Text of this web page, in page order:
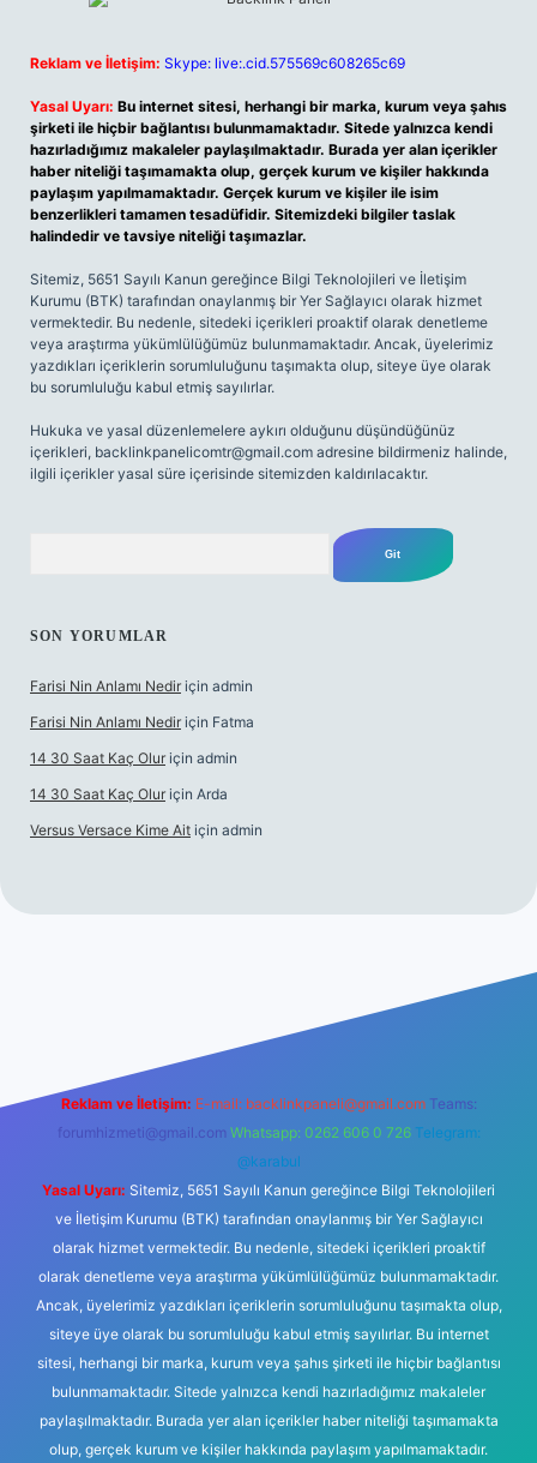
Reklam ve İletişim: Skype: live:.cid.575569c608265c69
Yasal Uyarı: Bu internet sitesi, herhangi bir marka, kurum veya şahıs
şirketi ile hiçbir bağlantısı bulunmamaktadır. Sitede yalnızca kendi
hazırladığımız makaleler paylaşılmaktadır. Burada yer alan içerikler
haber niteliği taşımamakta olup, gerçek kurum ve kişiler hakkında
paylaşım yapılmamaktadır. Gerçek kurum ve kişiler ile isim
benzerlikleri tamamen tesadüfidir. Sitemizdeki bilgiler taslak
halindedir ve tavsiye niteliği taşımazlar.
Sitemiz, 5651 Sayılı Kanun gereğince Bilgi Teknolojileri ve İletişim
Kurumu (BTK) tarafından onaylanmış bir Yer Sağlayıcı olarak hizmet
vermektedir. Bu nedenle, sitedeki içerikleri proaktif olarak denetleme
veya araştırma yükümlülüğümüz bulunmamaktadır. Ancak, üyelerimiz
yazdıkları içeriklerin sorumluluğunu taşımakta olup, siteye üye olarak
bu sorumluluğu kabul etmiş sayılırlar.
Hukuka ve yasal düzenlemelere aykırı olduğunu düşündüğünüz
içerikleri, backlinkpanelicomtr@gmail.com adresine bildirmeniz halinde,
ilgili içerikler yasal süre içerisinde sitemizden kaldırılacaktır.
SON YORUMLAR
Farisi Nin Anlamı Nedir için admin
Farisi Nin Anlamı Nedir için Fatma
14 30 Saat Kaç Olur için admin
14 30 Saat Kaç Olur için Arda
Versus Versace Kime Ait için admin
Reklam ve İletişim: E-mail: backlinkpaneli@gmail.com Teams:
forumhizmeti@gmail.com Whatsapp: 0262 606 0 726 Telegram:
@karabul
Yasal Uyarı: Sitemiz, 5651 Sayılı Kanun gereğince Bilgi Teknolojileri
ve İletişim Kurumu (BTK) tarafından onaylanmış bir Yer Sağlayıcı
olarak hizmet vermektedir. Bu nedenle, sitedeki içerikleri proaktif
olarak denetleme veya araştırma yükümlülüğümüz bulunmamaktadır.
Ancak, üyelerimiz yazdıkları içeriklerin sorumluluğunu taşımakta olup,
siteye üye olarak bu sorumluluğu kabul etmiş sayılırlar. Bu internet
sitesi, herhangi bir marka, kurum veya şahıs şirketi ile hiçbir bağlantısı
bulunmamaktadır. Sitede yalnızca kendi hazırladığımız makaleler
paylaşılmaktadır. Burada yer alan içerikler haber niteliği taşımamakta
olup, gerçek kurum ve kişiler hakkında paylaşım yapılmamaktadır.